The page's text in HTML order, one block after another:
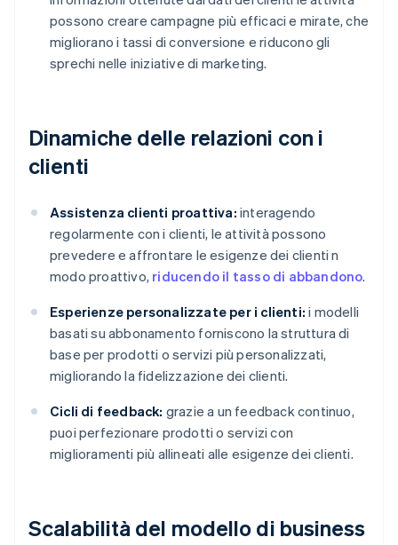
possono creare campagne più efficaci e mirate, che
migliorano i tassi di conversione e riducono gli
sprechi nelle iniziative di marketing.
Dinamiche delle relazioni con i
clienti
Assistenza clienti proattiva: interagendo
regolarmente con i clienti, le attività possono
prevedere e affrontare le esigenze dei clienti n
modo proattivo, riducendo il tasso di abbandono.
Esperienze personalizzate per i clienti: i modelli
basati su abbonamento forniscono la struttura di
base per prodotti o servizi più personalizzati,
migliorando la fidelizzazione dei clienti.
Cicli di feedback: grazie a un feedback continuo,
puoi perfezionare prodotti o servizi con
miglioramenti più allineati alle esigenze dei clienti.
Scalabilità del modello di business